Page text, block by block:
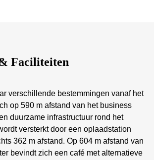
Faciliteiten
verschillende bestemmingen vanaf het
op 590 m afstand van het business
duurzame infrastructuur rond het
versterkt door een oplaadstation
362 m afstand. Op 604 m afstand van
bevindt zich een café met alternatieve